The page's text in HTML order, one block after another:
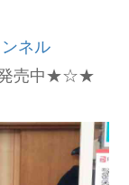
ネル
発売中★☆★